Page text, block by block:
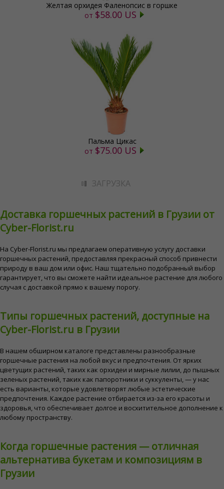
Желтая орхидея Фаленопсис в горшке
от $58.00 US
Пальма Цикас
от $75.00 US
ЗАГРУЗКА
Доставка горшечных растений в Грузии от
Cyber-Florist.ru
На Cyber-Florist.ru мы предлагаем оперативную услугу доставки
горшечных растений, предоставляя прекрасный способ привнести
природу в ваш дом или офис. Наш тщательно подобранный выбор
гарантирует, что вы сможете найти идеальное растение для любого
случая с доставкой прямо к вашему порогу.
Типы горшечных растений, доступные на
Cyber-Florist.ru в Грузии
В нашем обширном каталоге представлены разнообразные
горшечные растения на любой вкус и предпочтения. От ярких
цветущих растений, таких как орхидеи и мирные лилии, до пышных
зеленых растений, таких как папоротники и суккуленты, — у нас
есть варианты, которые удовлетворят любые эстетические
предпочтения. Каждое растение отбирается из-за его красоты и
здоровья, что обеспечивает долгое и восхитительное дополнение к
любому пространству.
Когда горшечные растения — отличная
альтернатива букетам и композициям в
Грузии